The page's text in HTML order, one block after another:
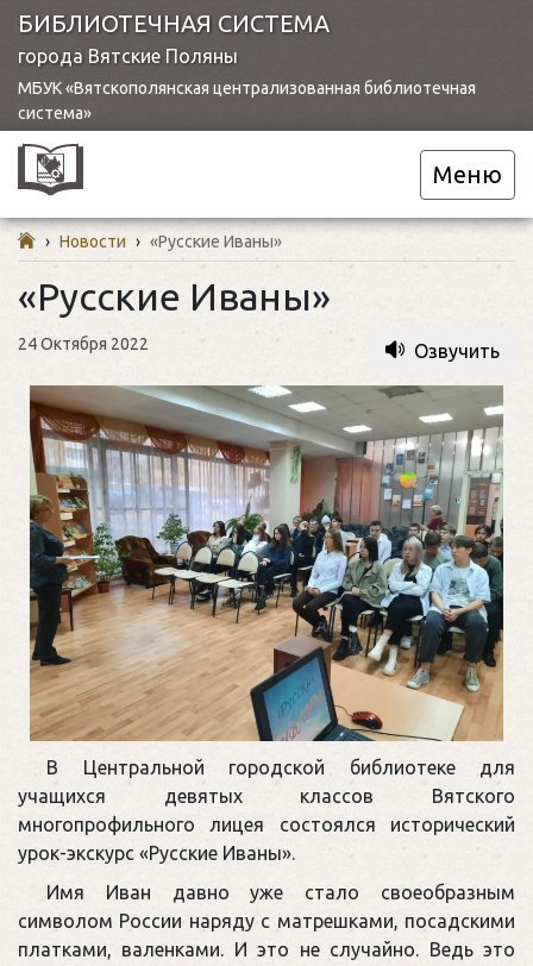
БИБЛИОТЕЧНАЯ СИСТЕМА
города Вятские Поляны
МБУК «Вятскополянская централизованная библиотечная
система»
Меню
› Новости › «Русские Иваны»
«Русские Иваны»
24 Октября 2022 Озвучить
В Центральной городской библиотеке для
учащихся девятых классов Вятского
многопрофильного лицея состоялся исторический
урок-экскурс «Русские Иваны».
Имя Иван давно уже стало своеобразным
символом России наряду с матрешками, посадскими
платками, валенками. И это не случайно. Ведь это